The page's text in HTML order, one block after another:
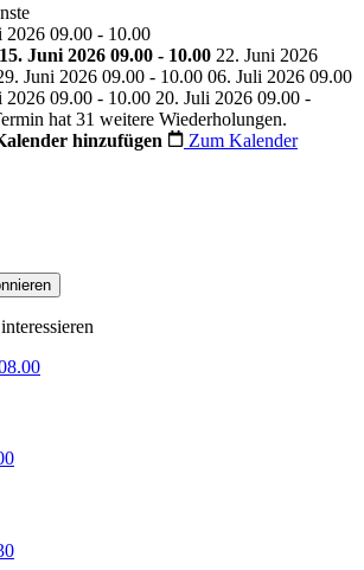
2026 09.00 - 10.00
15. Juni 2026 09.00 - 10.00 22. Juni 2026
Juni 2026 09.00 - 10.00 06. Juli 2026 09.00
2026 09.00 - 10.00 20. Juli 2026 09.00 -
hat 31 weitere Wiederholungen.
hinzufügen
Zum Kalender